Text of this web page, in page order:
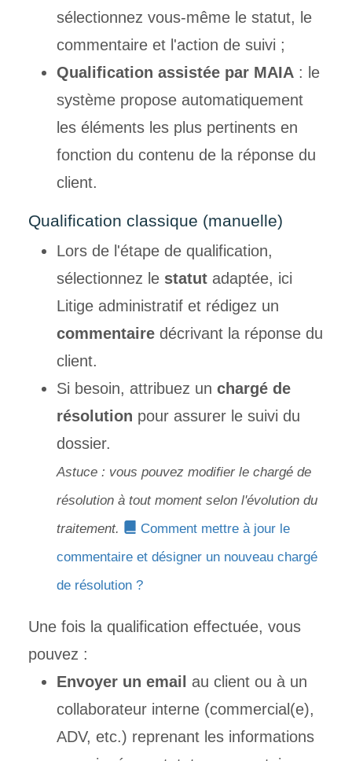
sélectionnez vous-même le statut, le
commentaire et l'action de suivi ;
Qualification assistée par MAIA: le
système propose automatiquement
les éléments les plus pertinents en
fonction du contenu de la réponse du
client.
Qualification classique (manuelle)
Lors de l'étape de qualification,
sélectionnez le statutadaptée, ici
Litige administratif et rédigez un
commentairedécrivant la réponse du
client.
Si besoin, attribuez un chargé de
résolution pour assurer le suivi du
dossier.
Astuce : vous pouvez modifier le chargé de
résolution à tout moment selon l'évolution du
traitement.
Comment mettre à jour le
commentaire et désigner un nouveau chargé
de résolution ?
Une fois la qualification effectuée, vous
pouvez :
Envoyer un email
au client ou à un
collaborateur interne (commercial(e),
ADV, etc.) reprenant les informations